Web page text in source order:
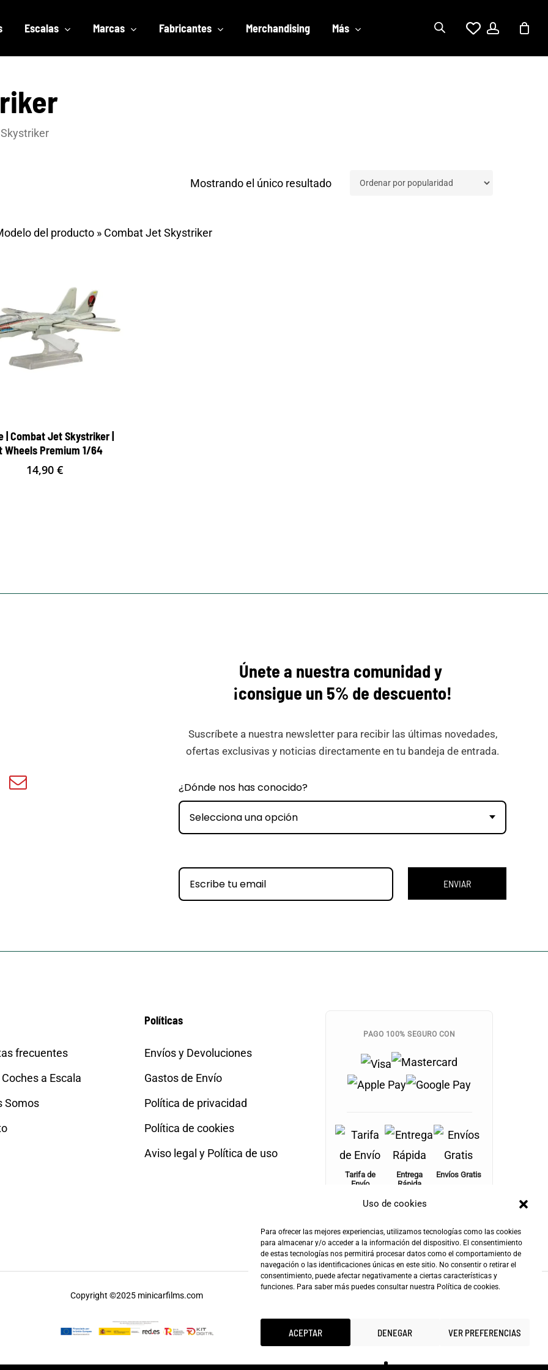
Uso de cookies
Para ofrecer las mejores experiencias, utilizamos tecnologías como las cookies
para almacenar y/o acceder a la información del dispositivo. El consentimiento
de estas tecnologías nos permitirá procesar datos como el comportamiento de
navegación o las identificaciones únicas en este sitio. No consentir o retirar el
consentimiento, puede afectar negativamente a ciertas características y
funciones. Para saber más puedes consultar nuestra Política de cookies.
ACEPTAR DENEGAR VER PREFERENCIAS
Escalas Marcas Fabricantes Merchandising Más account
Mostrando el único resultado
del producto » Combat Jet Skystriker
| Combat Jet Skystriker |
Wheels Premium 1/64
14,90€
Minicar
Únete a nuestra comunidad y
¡consigue un 5% de descuento!
Suscríbete a nuestra newsletter para recibir las últimas novedades,
ofertas exclusivas y noticias directamente en tu bandeja de entrada.
¿Dónde nos has conocido?
Selecciona una opción
ENVIAR
frecuentes
a Escala
Somos
Políticas
Envíos y Devoluciones
Gastos de Envío
Política de privacidad
Política de cookies
Aviso legal y Política de uso
PAGO 100% SEGURO CON
Tarifa de
Envío
4,90€
Entrega
Rápida
24-72h
Envíos Gratis
Copyright ©2025 minicarfilms.com